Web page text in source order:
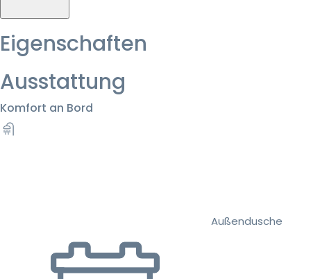
Eigenschaften
Ausstattung
Komfort an Bord
Außendusche